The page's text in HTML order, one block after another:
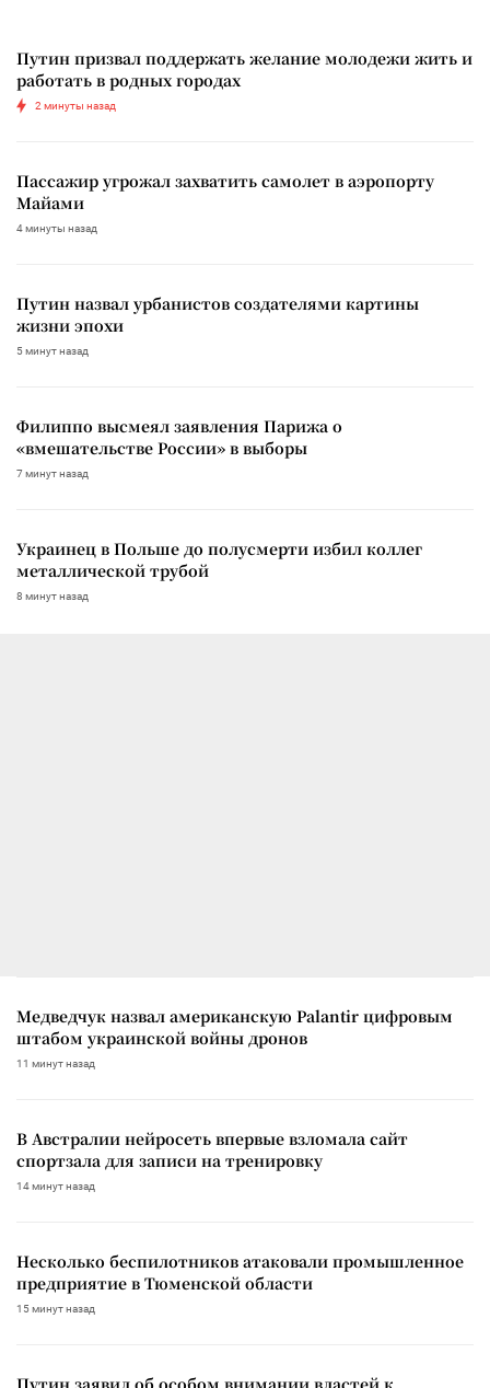
Путин призвал поддержать желание молодежи жить и
работать в родных городах
2 минуты назад
Пассажир угрожал захватить самолет в аэропорту
Майами
4 минуты назад
Путин назвал урбанистов создателями картины
жизни эпохи
5 минут назад
Филиппо высмеял заявления Парижа о
«вмешательстве России» в выборы
7 минут назад
Украинец в Польше до полусмерти избил коллег
металлической трубой
8 минут назад
Медведчук назвал американскую Palantir цифровым
штабом украинской войны дронов
11 минут назад
В Австралии нейросеть впервые взломала сайт
спортзала для записи на тренировку
14 минут назад
Несколько беспилотников атаковали промышленное
предприятие в Тюменской области
15 минут назад
Путин заявил об особом внимании властей к